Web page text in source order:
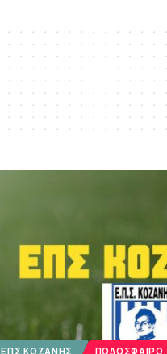
ΕΠΣ ΚΟΖΆΝΗΣ ΠΟΔΌΣΦΑΙΡΟ